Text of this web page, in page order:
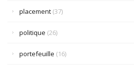
placement (37)
politique (26)
portefeuille (16)